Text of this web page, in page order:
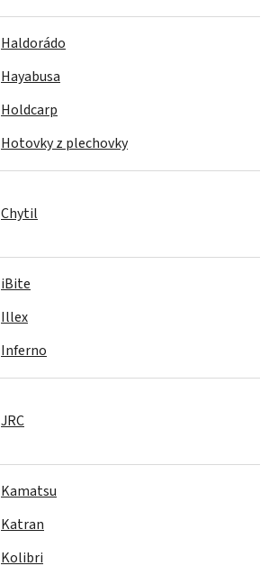
Haldorádo
Hayabusa
Holdcarp
Hotovky z plechovky
Chytil
iBite
Illex
Inferno
JRC
Kamatsu
Katran
Kolibri